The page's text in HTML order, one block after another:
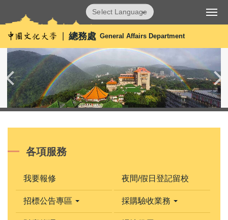
到
主
容
區
總務處 General Affairs Department
Translate
各項服務
我要報修 夜間/假日登記留校
招標公告專區 採購驗收業務